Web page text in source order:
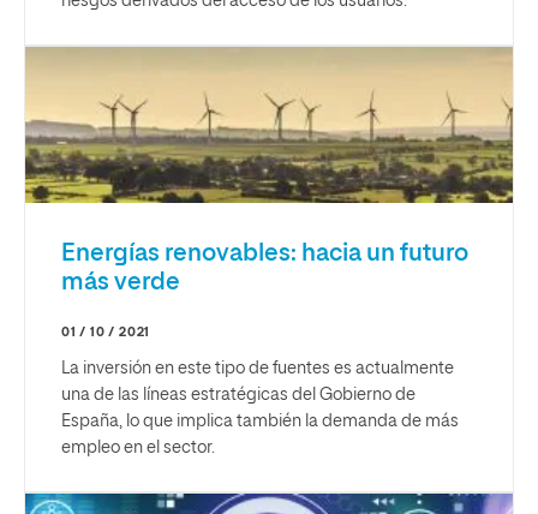
Energías renovables: hacia un futuro
más verde
01 / 10 / 2021
La inversión en este tipo de fuentes es actualmente
una de las líneas estratégicas del Gobierno de
España, lo que implica también la demanda de más
empleo en el sector.